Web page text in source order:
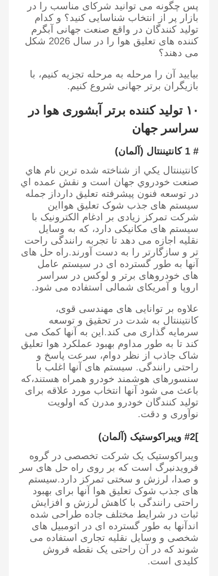
پس چگونه می توانید شرکای مناسب را در
بازار پر از انتخاب شناسایی کنید؟ و کدام
تولید کنندگان در واقع صنعت جهانی آبگرم
کننده های تعلیق هوا را در سال 2026 شکل
می دهند؟
بیایید آن را مرحله به مرحله تجزیه کنیم، با
بازیگران برتر جهانی شروع کنیم.
۱۰ تولید کننده برتر آبشوری هوا در
سراسر جهان
# 1 کانتیننتال (آلمان)
کانتيننتال يکي از شناخته شده ترين نام هاي
صنعت خودروي جهان است و نقش عمده اي
در توسعه فنون پیشرفته تعليق دارداز جمله
سیستم های جذب شوک تعلیق هوااین
شرکت تمرکز زیادی بر ادغام الکترونیک با
سیستم های مکانیکی دارد، که به وسایل
نقلیه اجازه می دهد تا تجربه رانندگی راحت
تر و سازگارتر را به دست آورند.راه حل های
آنها به طور گسترده ای در سیستم عامل
های خودروهای برتر و لوکس در سراسر
اروپا و آمریکای شمالی استفاده می شود.
علاوه بر توانایی های مهندسی قوی،
کانتیننتال به شدت در تحقیق و توسعه
سرمایه گذاری می کند.این به آنها کمک می
کند تا به طور مداوم بهبود عملکرد هوا تعلیق
شاک جاذب از نظر دوام، سرعت پاسخ و
راحتی رانندگی. سیستم های آنها اغلب با
سنسورهای هوشمند خودرو همراه هستند،که
باعث می شود آنها انتخاب مورد علاقه برای
تولید کنندگان خودرو مدرن که اولویت
نوآوری و دقت.
]#2 ویبراکوستیک (آلمان)
ویبراکوستیک یک شرکت تخصصی در گروه
فرویدنبرگ است که بر روی راه حل های سر
و صدا، لرزش و سختی تمرکز دارد.سیستم
های جذب شوک تعلیق هوا آنها برای بهبود
راحتی رانندگی با کاهش لرزش و افزایش
ثبات در شرایط مختلف جاده طراحی شده
اندآنها به طور گسترده ای در اتومبیل های
شخصی و وسایل نقلیه تجاری استفاده می
شوند که در آن راحتی یک نقطه فروش
کلیدی است.